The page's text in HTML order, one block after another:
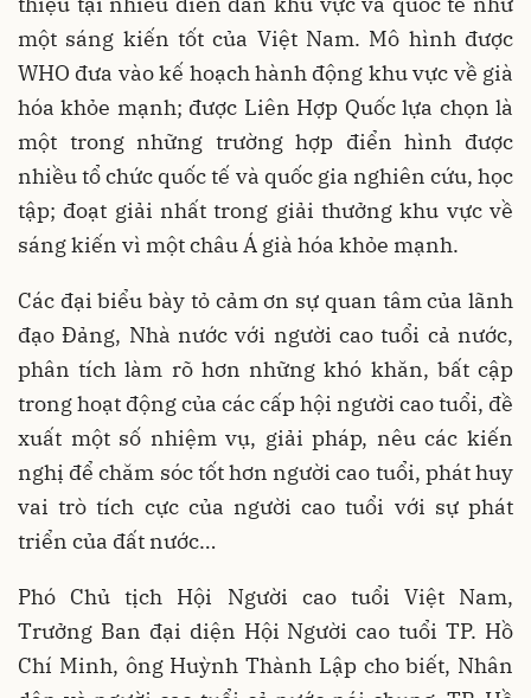
một sáng kiến tốt của Việt Nam. Mô hình được
WHO đưa vào kế hoạch hành động khu vực về già
hóa khỏe mạnh; được Liên Hợp Quốc lựa chọn là
một trong những trường hợp điển hình được
nhiều tổ chức quốc tế và quốc gia nghiên cứu, học
tập; đoạt giải nhất trong giải thưởng khu vực về
sáng kiến vì một châu Á già hóa khỏe mạnh.
Các đại biểu bày tỏ cảm ơn sự quan tâm của lãnh
đạo Đảng, Nhà nước với người cao tuổi cả nước,
phân tích làm rõ hơn những khó khăn, bất cập
trong hoạt động của các cấp hội người cao tuổi, đề
xuất một số nhiệm vụ, giải pháp, nêu các kiến
nghị để chăm sóc tốt hơn người cao tuổi, phát huy
vai trò tích cực của người cao tuổi với sự phát
triển của đất nước…
Phó Chủ tịch Hội Người cao tuổi Việt Nam,
Trưởng Ban đại diện Hội Người cao tuổi TP. Hồ
Chí Minh, ông Huỳnh Thành Lập cho biết, Nhân